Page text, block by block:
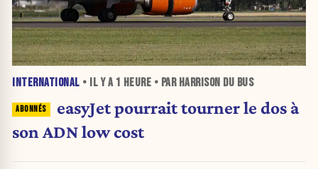
INTERNATIONAL • IL Y A 1 HEURE • PAR HARRISON DU BUS
easyJet pourrait tourner le dos à
son ADN low cost